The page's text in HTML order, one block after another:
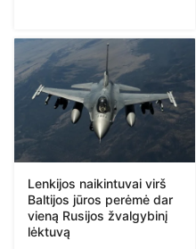
Lenkijos naikintuvai virš
Baltijos jūros perėmė dar
vieną Rusijos žvalgybinį
lėktuvą